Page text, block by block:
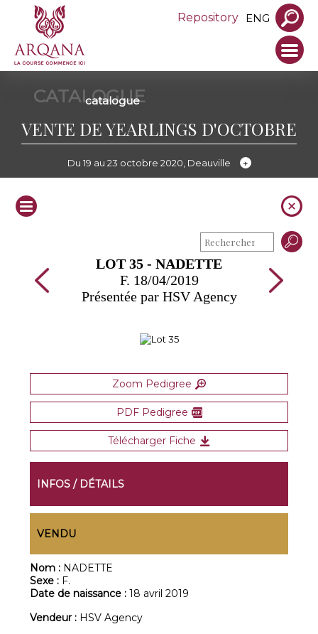
Repository ENG
CATALOGUE
catalogue
VENTE DE YEARLINGS D'OCTOBRE
Du 19 au 23 octobre 2020, Deauville
LOT 35 - NADETTE
F. 18/04/2019
Présentée par HSV Agency
Zoom Pedigree
PDF Pedigree
Télécharger Fiche
INFOS / DÉTAILS
VENDU
Nom : NADETTE
Sexe : F.
Date de naissance :18 avril 2019
Vendeur : HSV Agency